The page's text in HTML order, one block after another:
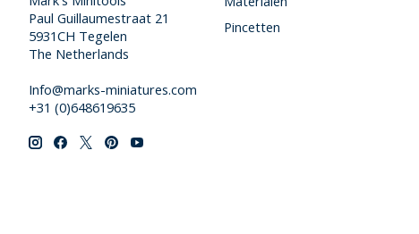
Paul Guillaumestraat 21
5931CH Tegelen
The Netherlands
Info@marks-miniatures.com
+31 (0)648619635
Pincetten